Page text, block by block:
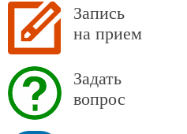
Запись
на прием
Задать
вопрос